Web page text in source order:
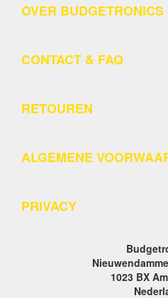
OVER BUDGETRONICS
CONTACT & FAQ
RETOUREN
ALGEMENE
PRIVACY
1023 BX